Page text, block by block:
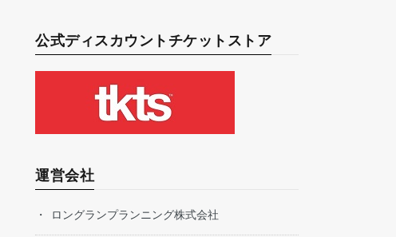
公式ディスカウントチケットストア
運営会社
ロングランプランニング株式会社